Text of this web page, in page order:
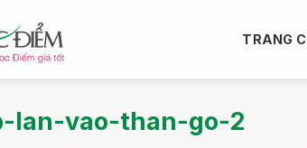
TRANG
lan-vao-than-go-2